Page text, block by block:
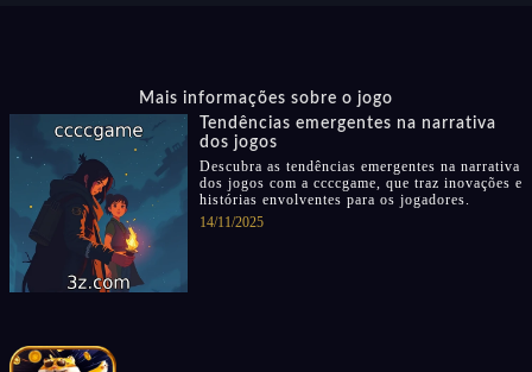
Mais informações sobre o jogo
Tendências emergentes na narrativa
dos jogos
Descubra as tendências emergentes na narrativa
dos jogos com a ccccgame, que traz inovações e
histórias envolventes para os jogadores.
14/11/2025